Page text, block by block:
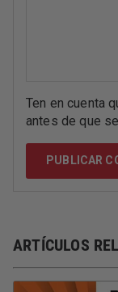
Ten en cuenta
antes de que
ARTÍCULOS